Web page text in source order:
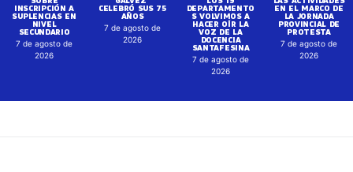
INSCRIPCIÓN A
SUPLENCIAS EN
NIVEL
SECUNDARIO
7 de agosto de
2026
CELEBRÓ SUS 75
AÑOS
7 de agosto de
2026
DEPARTAMENTO
S VOLVIMOS A
HACER OÍR LA
VOZ DE LA
DOCENCIA
SANTAFESINA
7 de agosto de
2026
EN EL MARCO DE
LA JORNADA
PROVINCIAL DE
PROTESTA
7 de agosto de
2026